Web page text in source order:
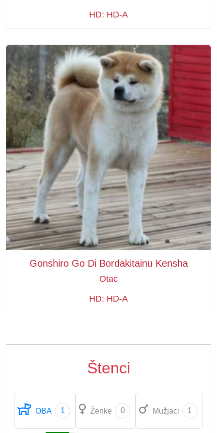
HD: HD-A
Gonshiro Go Di Bordakitainu Kensha
Otac
HD: HD-A
Štenci
OBA 1 Ženke 0 Mužjaci 1